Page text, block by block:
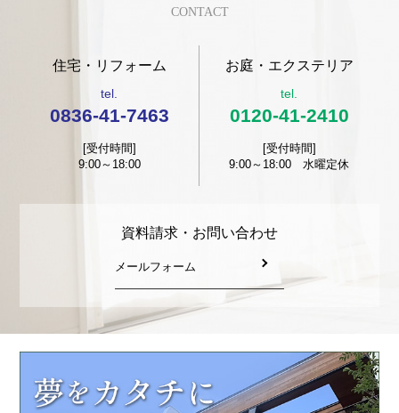
CONTACT
住宅・リフォーム
tel.
0836-41-7463
[受付時間]
9:00～18:00
お庭・エクステリア
tel.
0120-41-2410
[受付時間]
9:00～18:00 水曜定休
資料請求・お問い合わせ
メールフォーム